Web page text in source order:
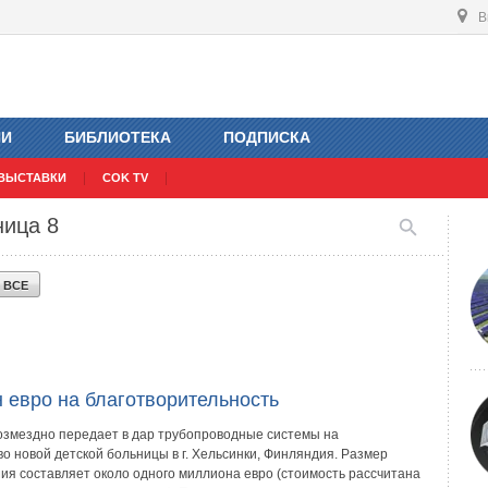
ВЫСТАВКИ COK TV
БИБЛИОТЕКА ПОДПИСКА
8
ВСЕ
на благотворительность
передает в дар трубопроводные системы на
новой детской больницы в г. Хельсинки, Финляндия. Размер
составляет около одного миллиона евро (стоимость рассчитана